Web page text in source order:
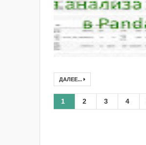
ДАЛЕЕ...
1 2 3 4